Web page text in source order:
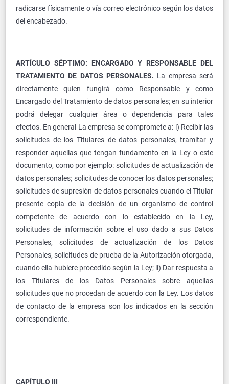
radicarse físicamente o vía correo electrónico según los datos
del encabezado.
ARTÍCULO SÉPTIMO: ENCARGADO Y RESPONSABLE DEL
TRATAMIENTO DE DATOS PERSONALES. La empresa será
directamente quien fungirá como Responsable y como
Encargado del Tratamiento de datos personales; en su interior
podrá delegar cualquier área o dependencia para tales
efectos. En general La empresa se compromete a: i) Recibir las
solicitudes de los Titulares de datos personales, tramitar y
responder aquellas que tengan fundamento en la Ley o este
documento, como por ejemplo: solicitudes de actualización de
datos personales; solicitudes de conocer los datos personales;
solicitudes de supresión de datos personales cuando el Titular
presente copia de la decisión de un organismo de control
competente de acuerdo con lo establecido en la Ley,
solicitudes de información sobre el uso dado a sus Datos
Personales, solicitudes de actualización de los Datos
Personales, solicitudes de prueba de la Autorización otorgada,
cuando ella hubiere procedido según la Ley; ii) Dar respuesta a
los Titulares de los Datos Personales sobre aquellas
solicitudes que no procedan de acuerdo con la Ley. Los datos
de contacto de la empresa son los indicados en la sección
correspondiente.
CAPÍTULO III